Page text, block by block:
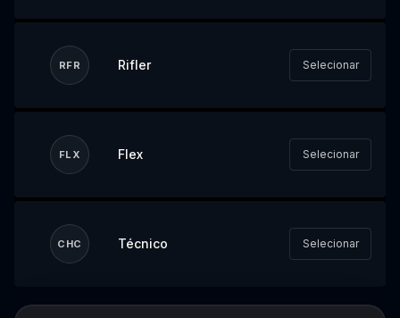
RFR Rifler Selecionar
FLX Flex Selecionar
CHC Técnico Selecionar